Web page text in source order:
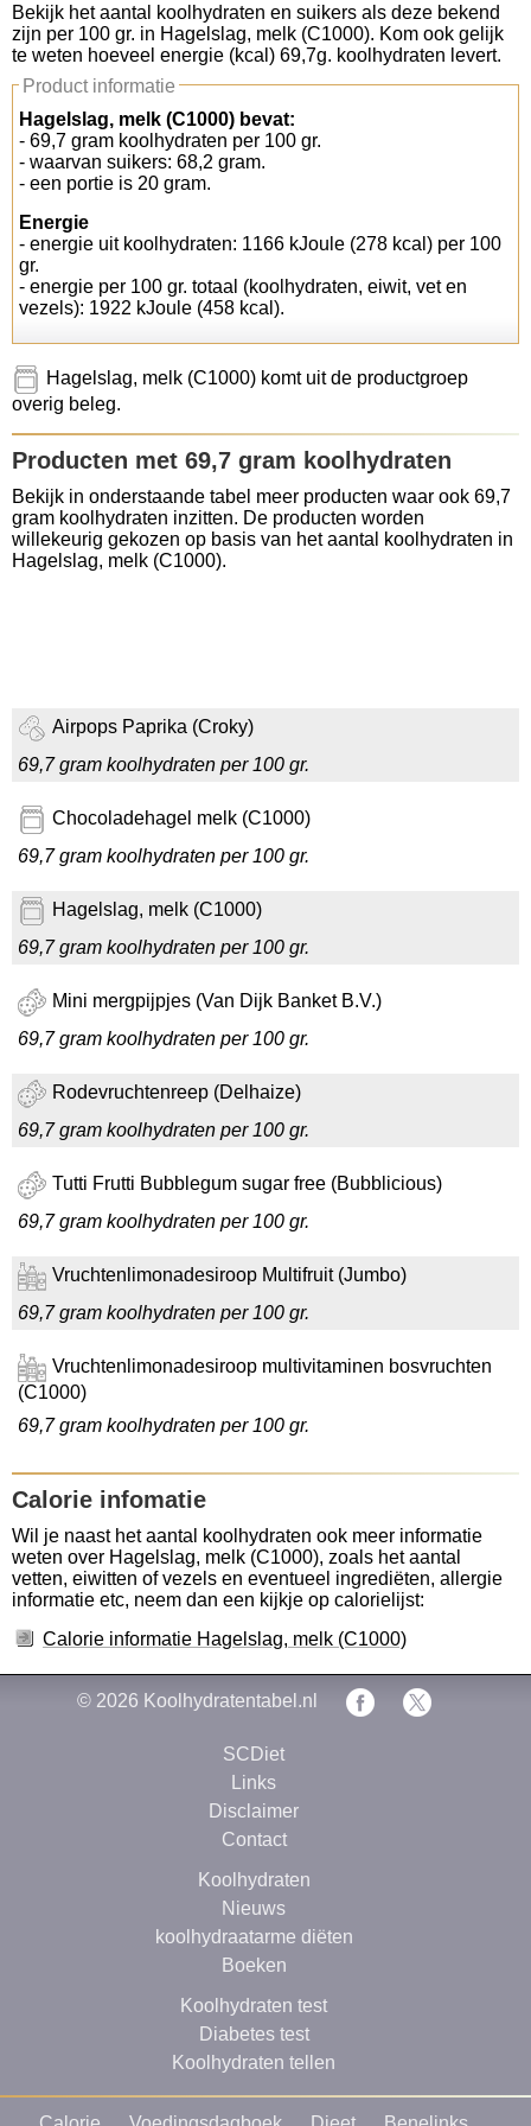
Koolhydraten tellen
Links
Bekijk het aantal koolhydraten en suikers als deze bekend
zijn per 100 gr. in Hagelslag, melk (C1000). Kom ook gelijk
te weten hoeveel energie (kcal) 69,7g. koolhydraten levert.
Product informatie
Hagelslag, melk (C1000) bevat:
- 69,7 gram koolhydraten per 100 gr.
- waarvan suikers: 68,2 gram.
- een portie is 20 gram.
Energie
- energie uit koolhydraten: 1166 kJoule (278 kcal) per 100
gr.
- energie per 100 gr. totaal (koolhydraten, eiwit, vet en
vezels): 1922 kJoule (458 kcal).
Hagelslag, melk (C1000) komt uit de productgroep
overig beleg.
Producten met 69,7 gram koolhydraten
Bekijk in onderstaande tabel meer producten waar ook 69,7
gram koolhydraten inzitten. De producten worden
willekeurig gekozen op basis van het aantal koolhydraten in
Hagelslag, melk (C1000).
Airpops Paprika (Croky)
69,7 gram koolhydraten per 100 gr.
Chocoladehagel melk (C1000)
69,7 gram koolhydraten per 100 gr.
Hagelslag, melk (C1000)
69,7 gram koolhydraten per 100 gr.
Mini mergpijpjes (Van Dijk Banket B.V.)
69,7 gram koolhydraten per 100 gr.
Rodevruchtenreep (Delhaize)
69,7 gram koolhydraten per 100 gr.
Tutti Frutti Bubblegum sugar free (Bubblicious)
69,7 gram koolhydraten per 100 gr.
Vruchtenlimonadesiroop Multifruit (Jumbo)
69,7 gram koolhydraten per 100 gr.
Vruchtenlimonadesiroop multivitaminen bosvruchten
(C1000)
69,7 gram koolhydraten per 100 gr.
Calorie infomatie
Wil je naast het aantal koolhydraten ook meer informatie
weten over Hagelslag, melk (C1000), zoals het aantal
vetten, eiwitten of vezels en eventueel ingrediëten, allergie
informatie etc, neem dan een kijkje op calorielijst:
Calorie informatie Hagelslag, melk (C1000)
© 2026 Koolhydratentabel.nl
SCDiet
Links
Disclaimer
Contact
Koolhydraten
Nieuws
koolhydraatarme diëten
Boeken
Koolhydraten test
Diabetes test
Koolhydraten tellen